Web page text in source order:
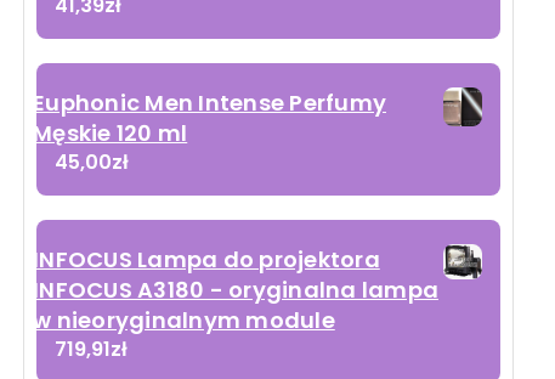
Euphonic Men Intense Perfumy
Męskie 120 ml
45,00zł
INFOCUS Lampa do projektora
INFOCUS A3180 - oryginalna lampa
w nieoryginalnym module
719,91zł